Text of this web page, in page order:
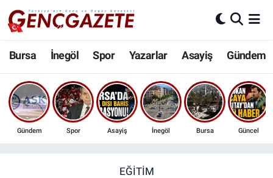
Bursa İnegöl Spor Yazarlar Asayiş Gündem
Gündem Spor Asayiş İnegöl Bursa Güncel
EĞITIM
Bursa
İnegöl
3.SAYFA
Nöbetçi Eczaneler
Hava Durumu
Trafik Durumu